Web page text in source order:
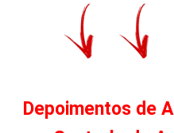
Depoimentos de